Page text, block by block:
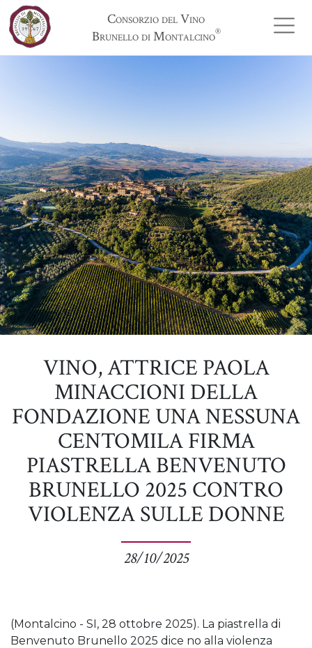
Consorzio del Vino
Brunello di Montalcino®
VINO, ATTRICE PAOLA
MINACCIONI DELLA
FONDAZIONE UNA NESSUNA
CENTOMILA FIRMA
PIASTRELLA BENVENUTO
BRUNELLO 2025 CONTRO
VIOLENZA SULLE DONNE
28/10/2025
(Montalcino - SI, 28 ottobre 2025). La piastrella di
Benvenuto Brunello 2025 dice no alla violenza